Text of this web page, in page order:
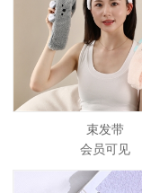
束发带
会员可见